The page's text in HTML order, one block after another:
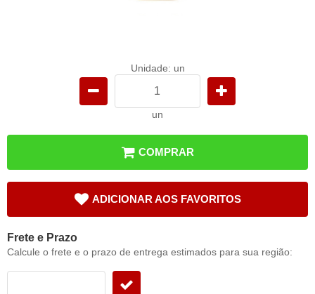
Unidade: un
un
COMPRAR
ADICIONAR AOS FAVORITOS
Frete e Prazo
Calcule o frete e o prazo de entrega estimados para sua região: